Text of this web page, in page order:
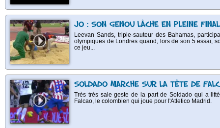
JO : SON GENOU LÂCHE EN PLEINE
Leevan Sands, triple-sauteur des Bahamas,
olympiques de Londres quand, lors de son 5 essai,
ce jeu...
SOLDADO MARCHE SUR LA TÊTE DE
Très très sale geste de la part de Soldado qui a
Falcao, le colombien qui joue pour l'Atletico Madrid.